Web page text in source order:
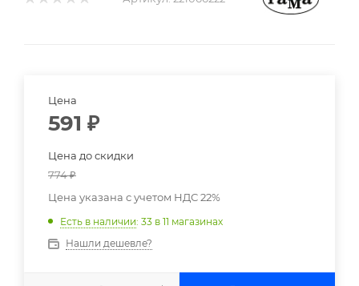
Цена
591 ₽
Цена до скидки
774₽
Цена указана с учетом НДС 22%
Есть в наличии: 33 в 11 магазинах
Нашли дешевле?